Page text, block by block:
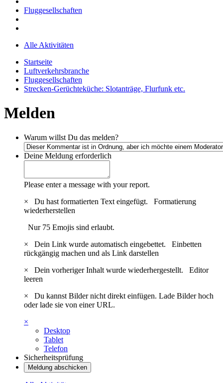
Fluggesellschaften
Alle Aktivitäten
Startseite
Luftverkehrsbranche
Fluggesellschaften
Strecken-Gerüchteküche: Slotanträge, Flurfunk etc.
Melden
Warum willst Du das melden?
Deine Meldung erforderlich
Please enter a message with your report.
×
Du hast formatierten Text eingefügt. Formatierung
wiederherstellen
Nur 75 Emojis sind erlaubt.
×
Dein Link wurde automatisch eingebettet. Einbetten
rückgängig machen und als Link darstellen
×
Dein vorheriger Inhalt wurde wiederhergestellt. Editor
leeren
×
Du kannst Bilder nicht direkt einfügen. Lade Bilder hoch
oder lade sie von einer URL.
×
Desktop
Tablet
Telefon
Sicherheitsprüfung
Meldung abschicken